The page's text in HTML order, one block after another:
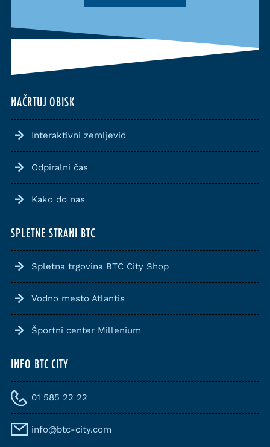
NAČRTUJ OBISK
Interaktivni zemljevid
Odpiralni čas
Kako do nas
SPLETNE STRANI BTC
Spletna trgovina BTC City Shop
Vodno mesto Atlantis
Športni center Millenium
INFO BTC CITY
01 585 22 22
info@btc-city.com